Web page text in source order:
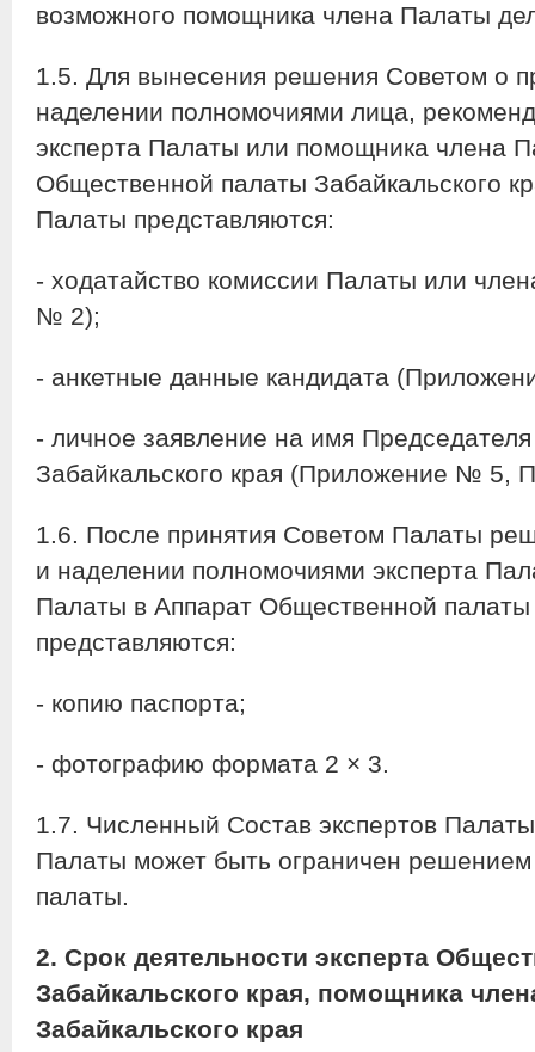
возможного помощника члена Палаты
1.5. Для вынесения решения Советом о
наделении полномочиями лица,
эксперта Палаты или помощника члена
Общественной палаты Забайкальского
Палаты представляются:
- ходатайство комиссии Палаты или
№ 2);
- анкетные данные кандидата
- личное заявление на имя
Забайкальского края (Приложение № 5,
1.6. После принятия Советом Палаты
и наделении полномочиями эксперта
Палаты в Аппарат Общественной палаты
представляются:
- копию паспорта;
- фотографию формата 2 × 3.
1.7. Численный Состав экспертов
Палаты может быть ограничен
палаты.
2. Срок деятельности эксперта
Забайкальского края, помощника
Забайкальского края